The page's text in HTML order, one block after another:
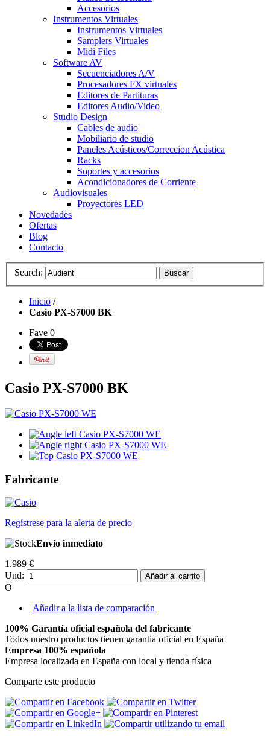
Accesorios
Instrumentos Virtuales
Instrumentos Virtuales
Samplers Virtuales
Midi Files
Software AV
Secuenciadores A/V
Procesadores FX virtuales
Editores de Partituras
Editores Audio/Video
Studio Design
Cables de audio
Mobiliario de studio
Paneles Acústicos/Correccion Acústica
Racks
Soportes y accesorios
Acondicionadores de Corriente
Audiovisuales
Proyectores LED
Novedades
Ofertas
Blog
Contacto
Search: Buscar
Inicio /
Casio PX-S7000 BK
Fave 0
Casio PX-S7000 BK
Fabricante
Regístrese para la alerta de precio
Envío inmediato
1.989 €
Und:
Añadir al carrito
O
| Añadir a la lista de comparación
100% Garantía oficial española del fabricante
Todos nuestro productos tienen garantia oficial en España
Empresa 100% española
Empresa localizada en España con local y tienda física
Comparte este producto